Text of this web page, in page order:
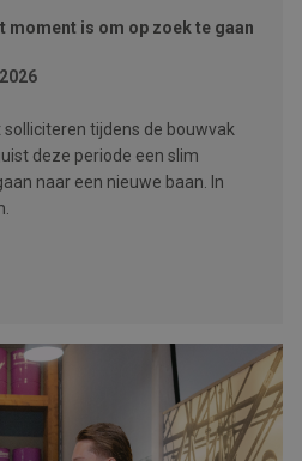
moment is om op zoek te gaan
tijdens de bouwvak
deze periode een slim
naar een nieuwe baan. In